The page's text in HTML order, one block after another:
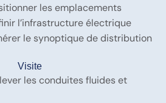
les emplacements
l’infrastructure électrique
le synoptique de distribution
Visite
les conduites fluides et